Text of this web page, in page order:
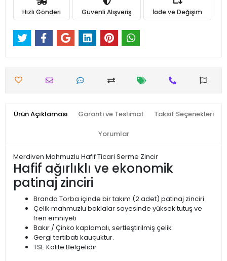
Hızlı Gönderi Güvenli Alışveriş İade ve Değişim
Ürün Açıklaması Garanti ve Teslimat Taksit Seçenekleri
Yorumlar
Merdiven Mahmuzlu Hafif Ticari Serme Zincir
Hafif ağırlıklı ve ekonomik
patinaj zinciri
Branda Torba içinde bir takım (2 adet) patinaj zinciri
Çelik mahmuzlu baklalar sayesinde yüksek tutuş ve
fren emniyeti
Bakır / Çinko kaplamalı, sertleştirilmiş çelik
Gergi tertibatı kauçuktur.
TSE Kalite Belgelidir